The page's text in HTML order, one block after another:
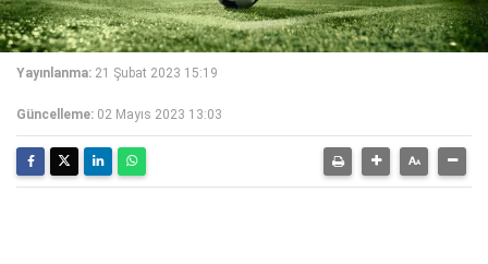
Yayınlanma: 21 Şubat 2023 15:19
Güncelleme: 02 Mayıs 2023 13:03